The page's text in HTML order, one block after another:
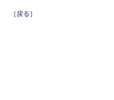
［戻る］